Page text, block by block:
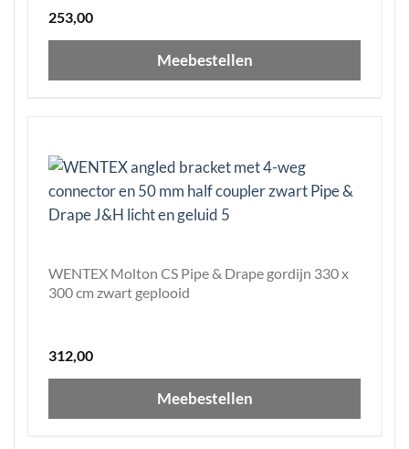
253,00
Meebestellen
WENTEX Molton CS Pipe & Drape gordijn 330 x
300 cm zwart geplooid
312,00
Meebestellen